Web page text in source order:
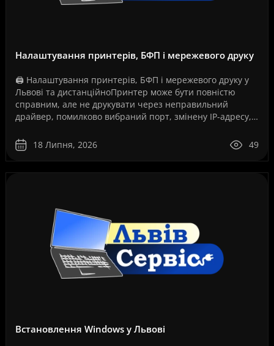
Налаштування принтерів, БФП і мережевого друку
🖨️ Налаштування принтерів, БФП і мережевого друку у
Львові та дистанційноПринтер може бути повністю
справним, але не друкувати через неправильний
драйвер, помилково вибраний порт, змінену IP-адресу,
18 Липня, 2026
49
Встановлення Windows у Львові